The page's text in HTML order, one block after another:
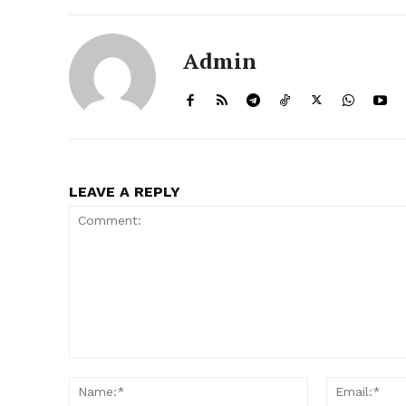
Admin
LEAVE A REPLY
Name:*